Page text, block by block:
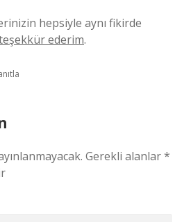
hepsiyle aynı fikirde
ederim.
Gerekli alanlar*